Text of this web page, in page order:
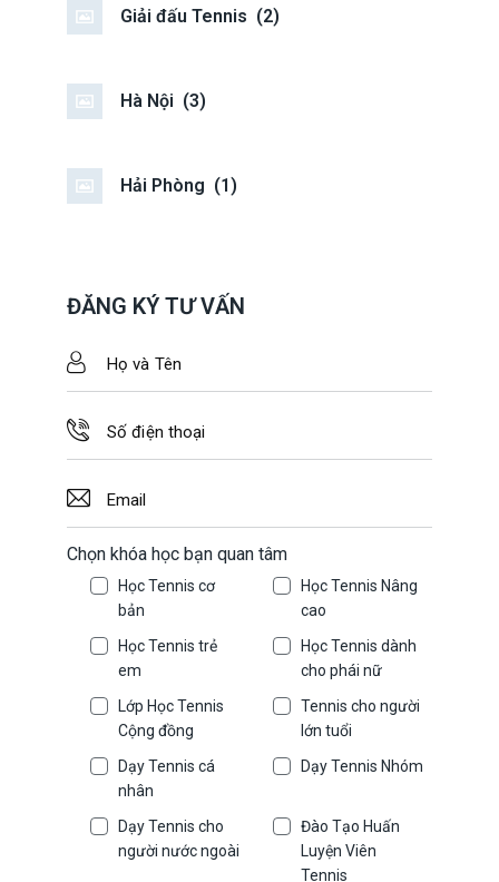
Giải đấu Tennis (2)
Hà Nội (3)
Hải Phòng (1)
ĐĂNG KÝ TƯ VẤN
Chọn khóa học bạn quan tâm
Học Tennis cơ
bản
Học Tennis Nâng
cao
Học Tennis trẻ
em
Học Tennis dành
cho phái nữ
Lớp Học Tennis
Cộng đồng
Tennis cho người
lớn tuổi
Dạy Tennis cá
nhân
Dạy Tennis Nhóm
Dạy Tennis cho
người nước ngoài
Đào Tạo Huấn
Luyện Viên
Tennis